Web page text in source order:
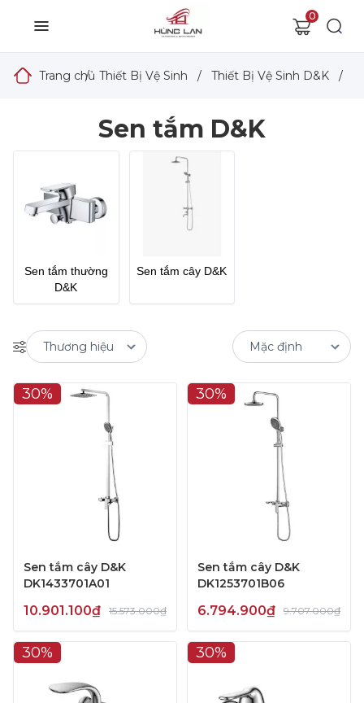
0
Trang chủ
/ Thiết Bị Vệ Sinh / Thiết Bị Vệ Sinh D&K /
Sen tắm D&K
Sen tắm thường
D&K
Sen tắm cây D&K
30%
Sen tắm cây D&K
DK1433701A01
10.901.100₫ 15.573.000₫
30%
Sen tắm cây D&K
DK1253701B06
6.794.900₫ 9.707.000₫
30% 30%